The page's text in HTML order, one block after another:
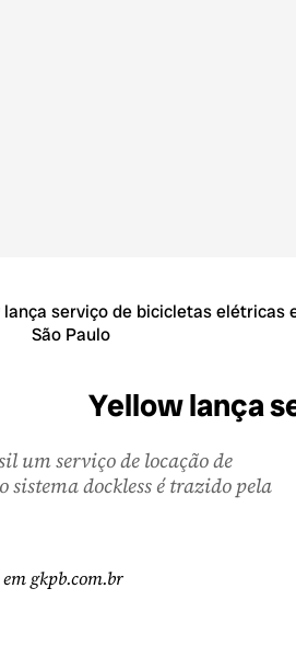
lança serviço de bicicletas elétricas
São Paulo
Yellow lança
um serviço de locação de
sistema dockless é trazido pela
em gkpb.com.br